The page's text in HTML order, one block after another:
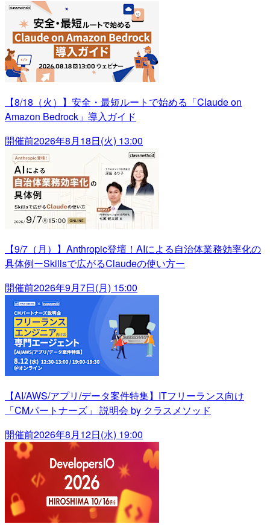
【8/18（火）】安全・最短ルートで始める「Claude on
Amazon Bedrock」導入ガイド
開催前2026年8月18日(火) 13:00
【9/7（月）】Anthropic登壇！AIによる自治体業務効率化の
具体例ーSkillsで広がるClaudeの使い方ー
開催前2026年9月7日(月) 15:00
【AI/AWS/アプリ/データ案件特集】ITフリーランス向け
「CMパートナーズ」 説明会 by クラスメソッド
開催前2026年8月12日(水) 19:00